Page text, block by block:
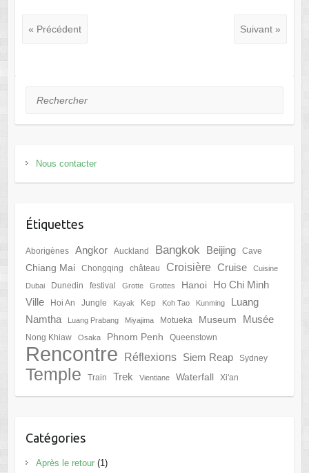
« Précédent Suivant »
Rechercher
Nous contacter
Étiquettes
Aborigènes Angkor Auckland Bangkok Beijing Cave
Chiang Mai Chongqing château Croisière Cruise Cuisine
Dubai Dunedin festival Grotte Grottes Hanoi
Ho Chi Minh
Ville
Hoi An Jungle Kayak Kep Koh Tao Kunming
Luang
Namtha
Luang Prabang Miyajima Motueka Museum Musée
Nong Khiaw Osaka Phnom Penh Queenstown
Rencontre Réflexions Siem Reap Sydney
Temple Train Trek Vientiane Waterfall Xi'an
Catégories
Après le retour(1)